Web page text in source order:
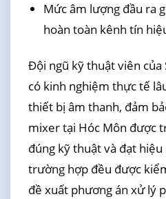
Mức âm lượng đầu ra
hoàn toàn kênh tín
Đội ngũ kỹ thuật viên của
có kinh nghiệm thực tế
thiết bị âm thanh, đảm
mixer tại Hóc Môn được
đúng kỹ thuật và đạt
trường hợp đều được
đề xuất phương án xử lý